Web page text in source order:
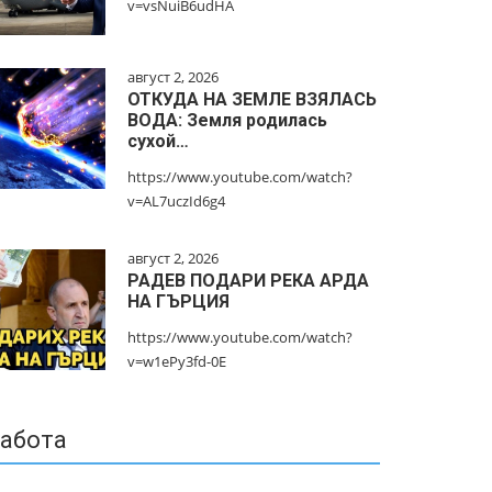
v=vsNuiB6udHA
август 2, 2026
ОТКУДА НА ЗЕМЛЕ ВЗЯЛАСЬ
ВОДА: Земля родилась
сухой…
https://www.youtube.com/watch?
v=AL7uczId6g4
август 2, 2026
РАДЕВ ПОДАРИ РЕКА АРДА
НА ГЪРЦИЯ
https://www.youtube.com/watch?
v=w1ePy3fd-0E